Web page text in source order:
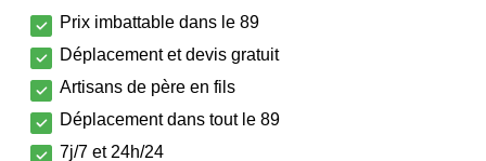
Prix imbattable dans le 89
Déplacement et devis gratuit
Artisans de père en fils
Déplacement dans tout le 89
7j/7 et 24h/24